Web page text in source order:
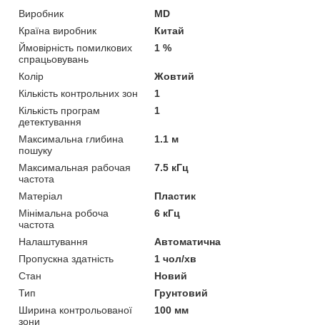
Виробник
MD
Країна виробник
Китай
Ймовірність помилкових
спрацьовувань
1 %
Колір
Жовтий
Кількість контрольних зон
1
Кількість програм
детектування
1
Максимальна глибина
пошуку
1.1 м
Максимальная рабочая
частота
7.5 кГц
Матеріал
Пластик
Мінімальна робоча
частота
6 кГц
Налаштування
Автоматична
Пропускна здатність
1 чол/хв
Стан
Новий
Тип
Грунтовий
Ширина контрольованої
зони
100 мм